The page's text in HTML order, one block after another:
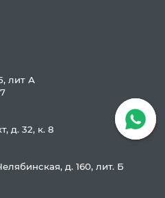
лит А
д. 32, к. 8
д. 160, лит. Б